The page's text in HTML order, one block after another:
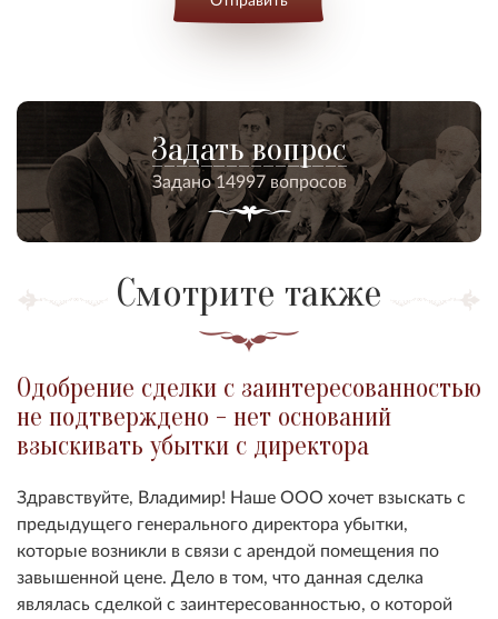
Задать вопрос
Задано 14997 вопросов
Смотрите также
Одобрение сделки с заинтересованностью
не подтверждено - нет оснований
взыскивать убытки с директора
Здравствуйте, Владимир! Наше ООО хочет взыскать с
предыдущего генерального директора убытки,
которые возникли в связи с арендой помещения по
завышенной цене. Дело в том, что данная сделка
являлась сделкой с заинтересованностью, о которой